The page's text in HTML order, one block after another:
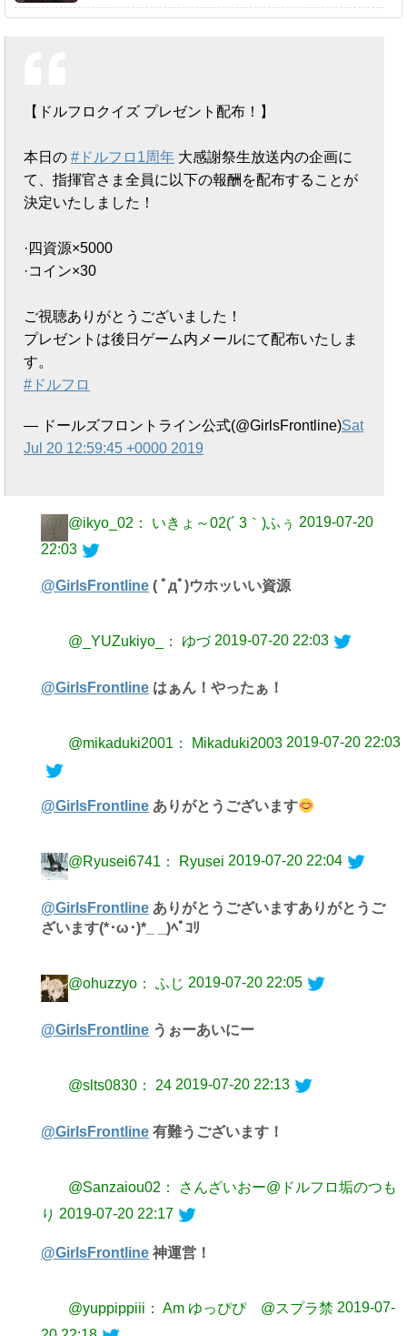
【ドルフロクイズ プレゼント配布！】
本日の #ドルフロ1周年 大感謝祭生放送内の企画に
て、指揮官さま全員に以下の報酬を配布することが
決定いたしました！
·四資源×5000
·コイン×30
ご視聴ありがとうございました！
プレゼントは後日ゲーム内メールにて配布いたしま
す。
#ドルフロ
— ドールズフロントライン公式(@GirlsFrontline)Sat
Jul 20 12:59:45 +0000 2019
@ikyo_02： いきょ～02(´ 3｀)ふぅ 2019-07-20
22:03
@GirlsFrontline ( ﾟдﾟ)ウホッいい資源
@_YUZukiyo_： ゆづ 2019-07-20 22:03
@GirlsFrontline はぁん！やったぁ！
@mikaduki2001： Mikaduki2003 2019-07-20 22:03
@GirlsFrontline ありがとうございます
@Ryusei6741： Ryusei 2019-07-20 22:04
@GirlsFrontline ありがとうございますありがとうご
ざいます(*･ω･)*_ _)ﾍﾟｺﾘ
@ohuzzyo： ふじ 2019-07-20 22:05
@GirlsFrontline うぉーあいにー
@slts0830： 24 2019-07-20 22:13
@GirlsFrontline 有難うございます！
@Sanzaiou02： さんざいおー@ドルフロ垢のつも
り 2019-07-20 22:17
@GirlsFrontline 神運営！
@yuppippiii： Am ゆっぴぴ @スプラ禁 2019-07-